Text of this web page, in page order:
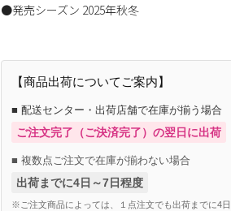
●発売シーズン 2025年秋冬
【商品出荷についてご案内】
■ 配送センター・出荷店舗で在庫が揃う場合
ご注文完了（ご決済完了）の翌日に出荷
■ 複数点ご注文で在庫が揃わない場合
出荷までに4日～7日程度
※ご注文商品によっては、１点注文でも出荷までに4